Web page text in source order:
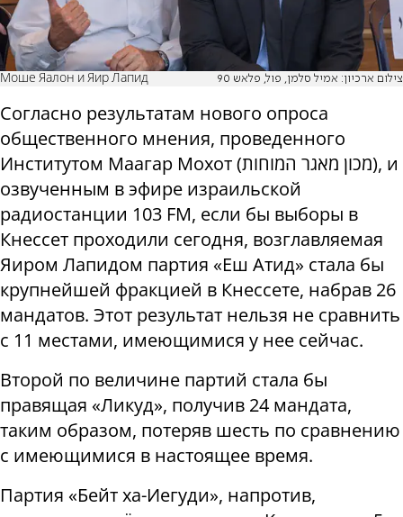
Моше Яалон и Яир Лапид צילום ארכיון: אמיל סלמן, פול, פלאש 90
Согласно результатам нового опроса
общественного мнения, проведенного
Институтом Маагар Мохот (מכון מאגר המוחות), и
озвученным в эфире израильской
радиостанции 103 FM, если бы выборы в
Кнессет проходили сегодня, возглавляемая
Яиром Лапидом партия «Еш Атид» стала бы
крупнейшей фракцией в Кнессете, набрав 26
мандатов. Этот результат нельзя не сравнить
с 11 местами, имеющимися у нее сейчас.
Второй по величине партий стала бы
правящая «Ликуд», получив 24 мандата,
таким образом, потеряв шесть по сравнению
с имеющимися в настоящее время.
Партия «Бейт ха-Иегуди», напротив,